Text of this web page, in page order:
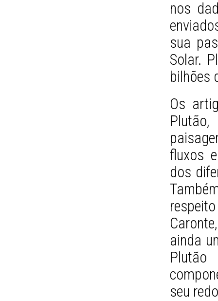
nos
sua
Solar.
bilhões
Os
fluxos
dos
ainda
seu